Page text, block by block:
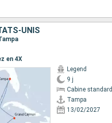
UNIS
en 4X
Legend
9 j
Cabine standard
Tampa
13/02/2027